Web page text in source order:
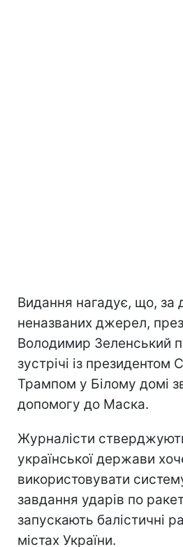
Видання нагадує, що, за
неназваних джерел,
Володимир Зеленський
зустрічі із
Трампом у Білому домі
допомогу до Маска.
Журналісти
української держави
використовувати
завдання ударів по
запускають балістичні
містах України.